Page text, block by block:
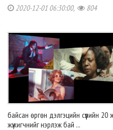
2020-12-01 06:30:00, 804
байсан өргөн дэлгэцийн сүүлийн
жүжигчнийг нэрлэж бай ...